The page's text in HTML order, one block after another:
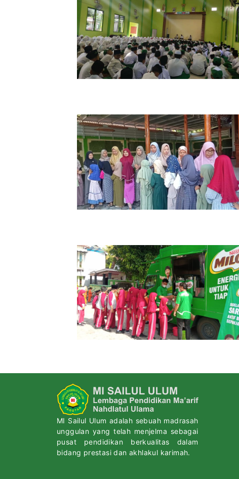
MI Sailul Ulum adalah sebuah madrasah
unggulan yang telah menjelma sebagai
pusat pendidikan berkualitas dalam
bidang prestasi dan akhlakul karimah.